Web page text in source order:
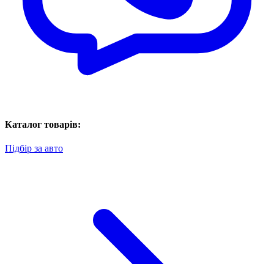
Каталог товарів:
Підбір за авто